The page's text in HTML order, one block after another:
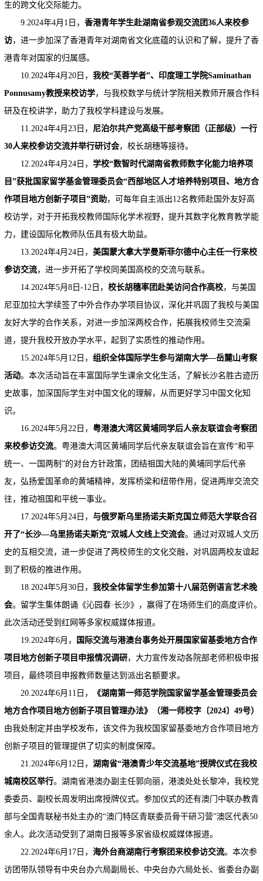
生的跨文化交际能力。
9.2024年4月1日， 香港青年学生赴湖南省参观交流团36人来校参
访，进一步加深了香港青年对湖南省文化底蕴的认识和了解，提升了香
港青年对国家的归属感。
10.2024年4月20日， 我校“芙蓉学者”、印度理工学院Saminathan
Ponnusamy教授来校访学，与我校数学与统计学院相关教师开展合作科
研及在校讲学，助力了我校学科建设与发展。
11.2024年4月23日， 尼泊尔共产党高级干部考察团（正部级）一行
30人来校参访交流并举行研讨会，校长胡穗等接待。
12.2024年4月24日， 学校“数智时代湖南省教师数字化能力培养项
目”获批国家留学基金管理委员会“西部地区人才培养特别项目、地方合
作项目地方创新子项目”资助，可每年自主派出12名教师赴国外友好高
校访学，对于开拓我校教师国际化学术视野，提升其数字化教育教学能
力，建设国际化教师队伍具有极大助益。
13.2024年4月24日， 美国蒙大拿大学曼斯菲尔德中心主任一行来校
参访交流，进一步开拓了学校同美国高校的交流与联系。
14.2024年5月8日-12日， 校长胡穗率团赴美访问合作高校，与美国
尼亚加拉大学续签了中外合作办学项目协议，深化并巩固了我校与美国
友好大学的合作关系，对进一步加深两校合作，拓展我校师生交流渠
道，提升我校开放办学水平，起到了实质性的推动作用。
15.2024年5月12日， 组织全体国际学生参与湖南大学—岳麓山考察
活动。本次活动旨在丰富国际学生课余文化生活，了解长沙名胜古迹历
史故事，加深国际学生对中国文化的理解，从而更好学习中国文化知
识。
16.2024年5月22日， 粤港澳大湾区黄埔同学后人亲友联谊会考察团
来校参访交流。粤港澳大湾区黄埔同学后代亲友联谊会旨在宣传“和平
统一、一国两制”的对台方针政策，团结祖国大陆的黄埔同学后代亲
友，弘扬爱国革命的黄埔精神，发挥桥梁和纽带作用，促进两岸交流交
往，推动祖国和平统一事业。
17.2024年5月24日， 与俄罗斯乌里扬诺夫斯克国立师范大学联合召
开了“长沙—乌里扬诺夫斯克”双城人文线上交流会。通过对双城人文历
史的互相交流，进一步促进了两校师生的文化交融，对巩固两校友谊起
到了积极的推进作用。
18.2024年5月30日， 我校全体留学生参加第十八届范例语言艺术晚
会。留学生集体朗诵《沁园春·长沙》，赢得了在场师生们的高度评价。
此次活动还受到红网等多家权威媒体报道。
19.2024年6月，
国际交流与港澳台事务处开展国家留基委地方合作
项目地方创新子项目申报情况调研，大力宣传发动各院部老师积极申报
项目，最终项目申报教师数量达到派出名额要求。
20.2024年6月11日，
《湖南第一师范学院国家留学基金管理委员会
地方合作项目地方创新子项目管理办法》（湘一师校字〔2024〕49号）
由我处制定并由学校发布，该文件为我校国家留基委地方合作项目地方
创新子项目的管理提供了切实的制度保障。
21.2024年6月12日， 湖南省“港澳青少年交流基地”授牌仪式在我校
城南校区举行。湖南省港澳办副主任郭向丽，港澳处处长黎冲，我校党
委委员、副校长周发明出席授牌仪式。参加仪式的还有澳门中联办教青
部与全国青联秘书处主办的“澳门特区青联委员骨干研习营”澳区代表50
余人。此次活动受到了湖南日报等多家省级权威媒体报道。
22.2024年6月17日， 海外台商湖南行考察团来校参访交流。本次参
访团带队领导有中央台办六局副局长、中央台办六局处长、省委台办副